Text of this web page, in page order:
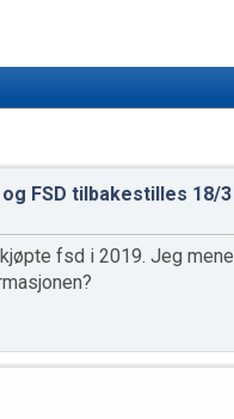
FSD tilbakestilles 18/3
fsd i 2019. Jeg